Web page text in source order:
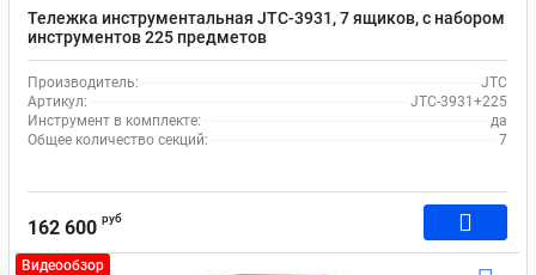
Тележка инструментальная JTC-3931, 7 ящиков, с набором
инструментов 225 предметов
Производитель:
JTC
Артикул:
JTC-3931+225
Инструмент в комплекте:
да
Общее количество секций:
7
162 600 руб
Видеообзор